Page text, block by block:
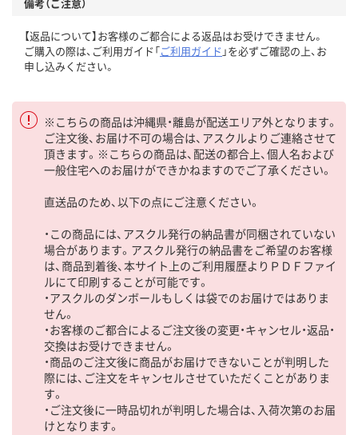
【返品について】お客様のご都合による返品はお受けできません。
ご購入の際は、ご利用ガイド「ご利用ガイド 」を必ずご確認の上、お
申し込みください。
※こちらの商品は沖縄県・離島が配送エリア外となります。
ご注文後、お届け不可の場合は、アスクルよりご連絡させて
頂きます。※こちらの商品は、配送の都合上、個人名および
一般住宅へのお届けができかねますのでご了承ください。
直送品のため、以下の点にご注意ください。
・この商品には、アスクル発行の納品書が同梱されていない
場合があります。アスクル発行の納品書をご希望のお客様
は、商品到着後、本サイト上のご利用履歴よりＰＤＦファイ
ルにて印刷することが可能です。
・アスクルのダンボールもしくは袋でのお届けではありま
せん。
・お客様のご都合によるご注文後の変更・キャンセル・返品・
交換はお受けできません。
・商品のご注文後に商品がお届けできないことが判明した
際には、ご注文をキャンセルさせていただくことがありま
す。
・ご注文後に一時品切れが判明した場合は、入荷次第のお届
けとなります。